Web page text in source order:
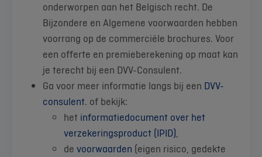
onderworpen aan het Belgisch recht. De
Bijzondere en Algemene voorwaarden hebben
voorrang op de commerciële brochures. Voor
een offerte en premieberekening op maat kan
je terecht bij een DVV-Consulent.
Ga voor meer informatie langs bij een DVV-
consulent. of bekijk:
het informatiedocument over het
verzekeringsproduct (IPID),
de voorwaarden (eigen risico, gedekte